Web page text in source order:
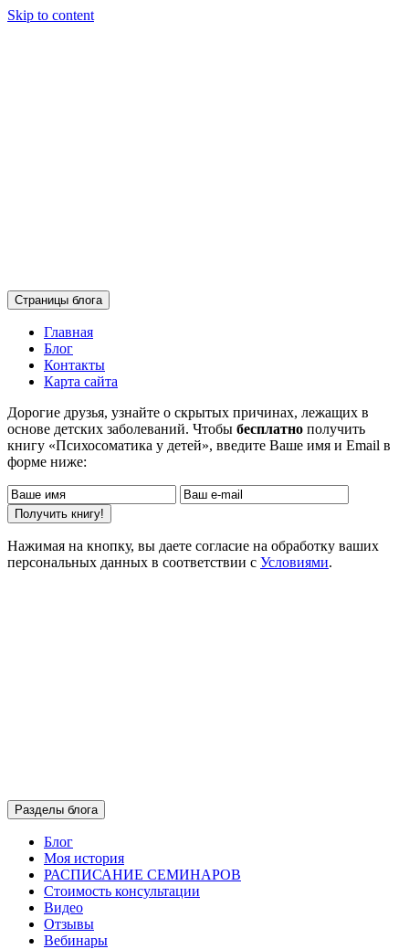
Skip to content
Страницы блога
Главная
Блог
Контакты
Карта сайта
Дорогие друзья, узнайте о скрытых причинах, лежащих в
основе детских заболеваний. Чтобы бесплатно получить
книгу «Психосоматика у детей», введите Ваше имя и Email в
форме ниже:
Нажимая на кнопку, вы даете согласие на обработку ваших
персональных данных в соответствии с Условиями.
Разделы блога
Блог
Моя история
РАСПИСАНИЕ СЕМИНАРОВ
Стоимость консультации
Видео
Отзывы
Вебинары